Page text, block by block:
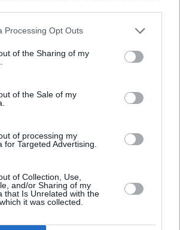
Processing Opt Outs
of the Sharing of my
of the Sale of my
of processing my
for Targeted Advertising.
of Collection, Use,
and/or Sharing of my
that Is Unrelated with the
it was collected.